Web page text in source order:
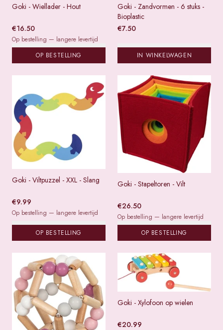
Goki - Wiellader - Hout
€16.50
Op bestelling — langere levertijd
OP BESTELLING
Goki - Zandvormen - 6 stuks -
Bioplastic
€7.50
IN WINKELWAGEN
Goki - Viltpuzzel - XXL - Slang
€9.99
Op bestelling — langere levertijd
OP BESTELLING
Goki - Stapeltoren - Vilt
€26.50
Op bestelling — langere levertijd
OP BESTELLING
Goki - Xylofoon op wielen
€20.99